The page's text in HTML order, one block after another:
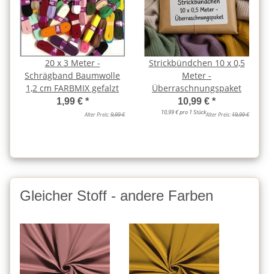
20 x 3 Meter -
Schrägband Baumwolle
1,2 cm FARBMIX gefalzt
1,99 € *
Alter Preis:9,99 €
Strickbündchen 10 x 0,5
Meter -
Überraschnungspaket
10,99 € *
10,99 € pro 1 StückAlter Preis:19,99 €
Gleicher Stoff - andere Farben